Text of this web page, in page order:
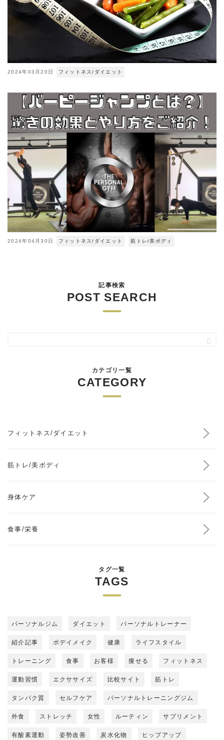
2024年03月20日 フィットネス/ダイエット
2024年04月30日 フィットネス/ダイエット 筋トレ/美ボディ
記事検索
POST SEARCH
カテゴリ一覧
CATEGORY
フィットネス/ダイエット
筋トレ/美ボディ
身体ケア
食事/栄養
タグ一覧
TAGS
パーソナルジム ダイエット パーソナルトレーナー
紹介記事 ボデイメイク 健康 ライフスタイル
トレーニング 食事 お客様 痩せる フィットネス
運動習慣 エクササイズ 比較サイト 筋トレ
タンパク質 セルフケア パーソナルトレーニングジム
外食 ストレッチ 女性 ルーティン サプリメント
有酸素運動 姿勢改善 炭水化物 ヒップアップ